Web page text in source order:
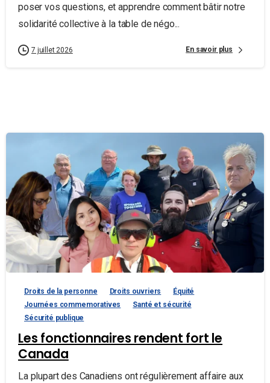
poser vos questions, et apprendre comment bâtir notre
solidarité collective à la table de négo...
7 juillet 2026 En savoir plus
Droits de la personne Droits ouvriers
Équité
Journées commemoratives
Santé et sécurité
Sécurité publique
Les fonctionnaires rendent fort le
Canada
La plupart des Canadiens ont régulièrement affaire aux